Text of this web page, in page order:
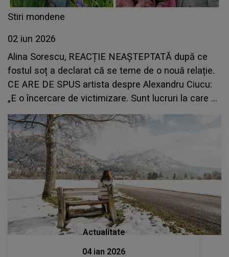
Stiri mondene
02 iun 2026
Alina Sorescu, REACȚIE NEAȘTEPTATĂ după ce
fostul soț a declarat că se teme de o nouă relație.
CE ARE DE SPUS artista despre Alexandru Ciucu:
„E o încercare de victimizare. Sunt lucruri la care nu
mă aștept”
Actualitate
04 ian 2026